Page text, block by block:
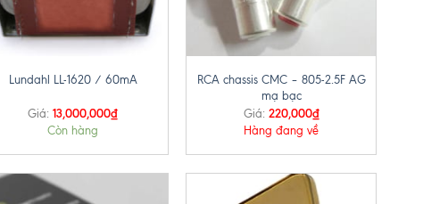
+
Lundahl LL-1620 / 60mA
Giá: 13,000,000₫
Còn hàng
RCA chassis CMC – 805-2.5F AG
mạ bạc
Giá: 220,000₫
Hàng đang về